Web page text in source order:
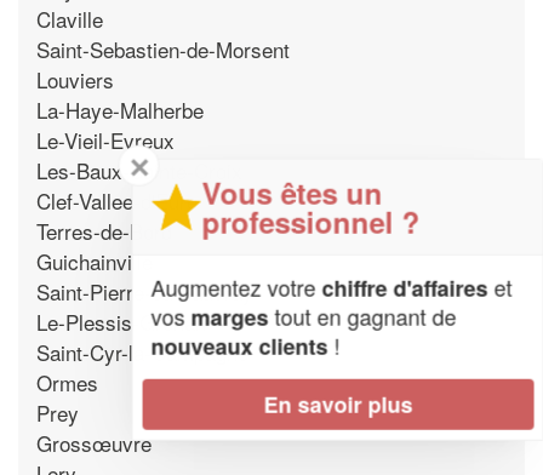
Claville
Saint-Sebastien-de-Morsent
Louviers
La-Haye-Malherbe
Le-Vieil-Evreux
Les-Baux-Sainte-Croix
Clef-Vallee-d'Eure
Terres-de-Bord
Guichainville
Saint-Pierre-du-Vauvray
Le-Plessis-Grohan
Saint-Cyr-la-Campagne
Ormes
Prey
Grossœuvre
✕
Vous êtes un
professionnel ?
Augmentez votrechiffre d'affaireset
vos margestout en gagnant de
nouveaux clients!
En savoir plus